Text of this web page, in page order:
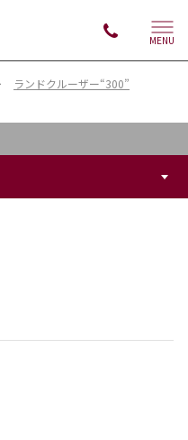
MENU
ランドクルーザー“300”